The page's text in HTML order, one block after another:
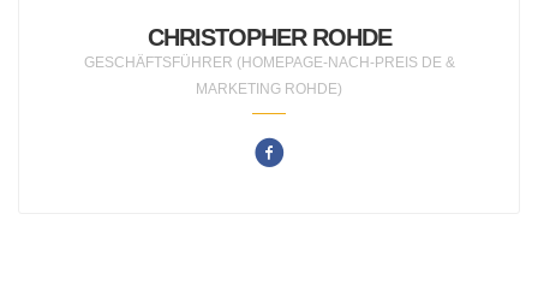
CHRISTOPHER ROHDE
GESCHÄFTSFÜHRER (HOMEPAGE-NACH-PREIS DE &
MARKETING ROHDE)